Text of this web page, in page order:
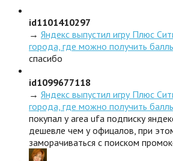
id1101410297
→ Яндекс выпустил игру Плюс
города, где можно получить
спасибо
id1099677118
→ Яндекс выпустил игру Плюс
города, где можно получить
покупал у area ufa подписку
дешевле чем у офицалов, при
заморачиваться с поиском